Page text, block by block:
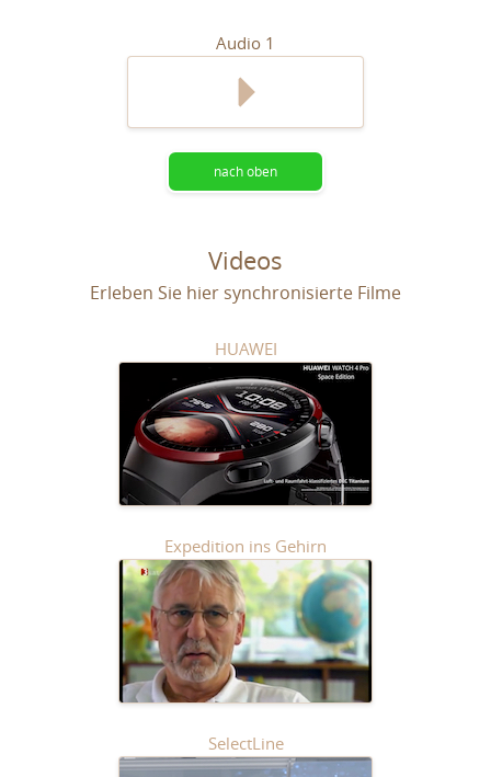
Audio 1
nach oben
Videos
Erleben Sie hier synchronisierte Filme
HUAWEI
Expedition ins Gehirn
SelectLine